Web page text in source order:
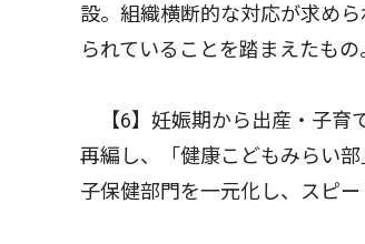
設。組織横断的な対応が求め
られていることを踏まえたもの
【6】妊娠期から出産・子育
再編し、「健康こどもみらい
子保健部門を一元化し、スピ